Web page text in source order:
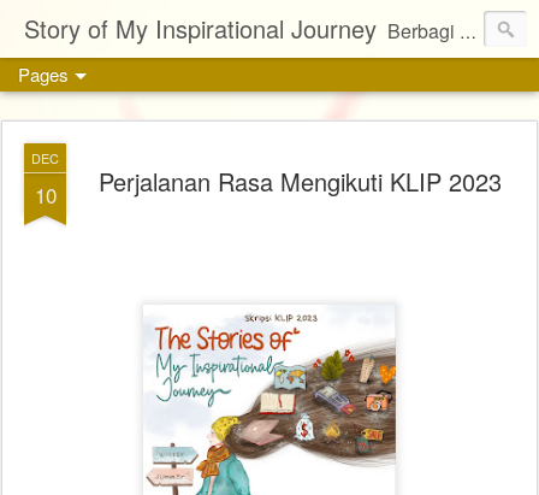
Story of My Inspirational Journey Berbagi kisah, karya, dan inspirasi tentang kehidupan
Pages
DEC
10 Perjalanan Rasa Mengikuti KLIP 2023